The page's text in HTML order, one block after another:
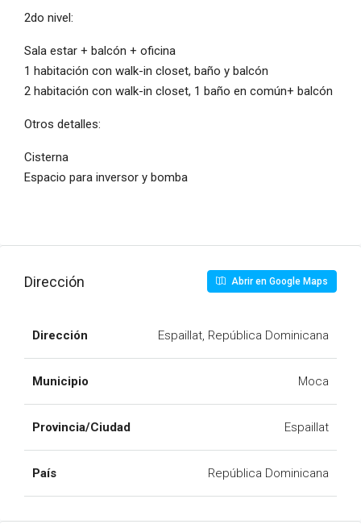
2do nivel:
Sala estar + balcón + oficina
1 habitación con walk-in closet, baño y balcón
2 habitación con walk-in closet, 1 baño en común+ balcón
Otros detalles:
Cisterna
Espacio para inversor y bomba
Dirección Abrir en Google Maps
Dirección Espaillat, República Dominicana
Municipio Moca
Provincia/Ciudad Espaillat
País República Dominicana